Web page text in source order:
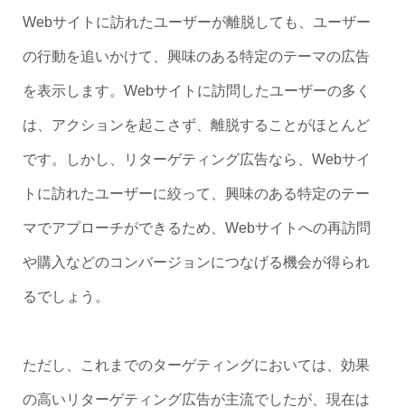
Webサイトに訪れたユーザーが離脱しても、ユーザー
の行動を追いかけて、興味のある特定のテーマの広告
を表示します。Webサイトに訪問したユーザーの多く
は、アクションを起こさず、離脱することがほとんど
です。しかし、リターゲティング広告なら、Webサイ
トに訪れたユーザーに絞って、興味のある特定のテー
マでアプローチができるため、Webサイトへの再訪問
や購入などのコンバージョンにつなげる機会が得られ
るでしょう。
ただし、これまでのターゲティングにおいては、効果
の高いリターゲティング広告が主流でしたが、現在は